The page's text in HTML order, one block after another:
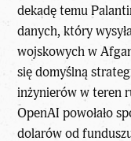
dekadę temu
danych, który
wojskowych w
się domyślną
inżynierów w teren
OpenAI powołało
dolarów od